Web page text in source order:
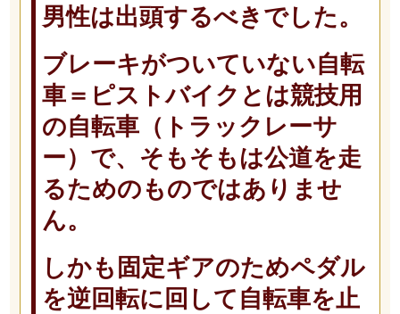
男性は出頭するべきでした。
ブレーキがついていない自転
車＝ピストバイクとは競技用
の自転車（トラックレーサ
ー）で、そもそもは公道を走
るためのものではありませ
ん。
しかも固定ギアのためペダル
を逆回転に回して自転車を止